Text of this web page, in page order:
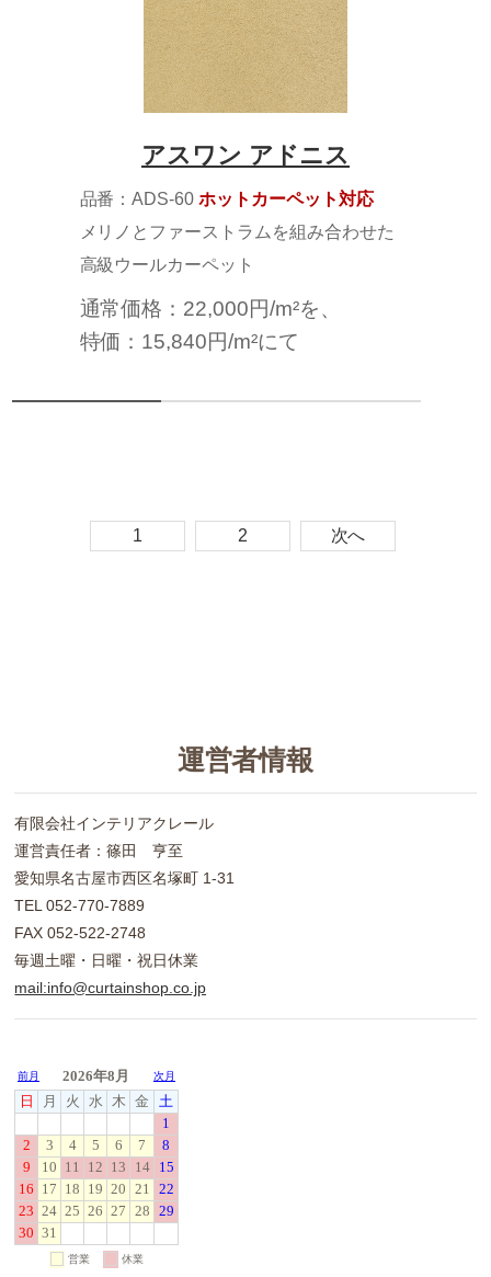
アスワン アドニス
品番：ADS-60ホットカーペット対応
メリノとファーストラムを組み合わせた
高級ウールカーペット
通常価格：22,000円/m²を、
特価：15,840円/m²にて
1 2 次へ
運営者情報
有限会社インテリアクレール
運営責任者：篠田 亨至
愛知県名古屋市西区名塚町 1-31
TEL 052-770-7889
FAX 052-522-2748
毎週土曜・日曜・祝日休業
mail:info@curtainshop.co.jp